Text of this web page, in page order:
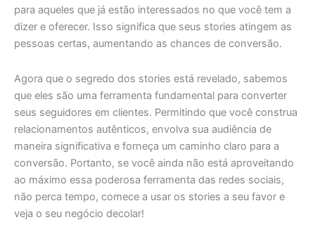
para aqueles que já estão interessados no que você tem a
dizer e oferecer. Isso significa que seus stories atingem as
pessoas certas, aumentando as chances de conversão.
Agora que o segredo dos stories está revelado, sabemos
que eles são uma ferramenta fundamental para converter
seus seguidores em clientes. Permitindo que você construa
relacionamentos autênticos, envolva sua audiência de
maneira significativa e forneça um caminho claro para a
conversão. Portanto, se você ainda não está aproveitando
ao máximo essa poderosa ferramenta das redes sociais,
não perca tempo, comece a usar os stories a seu favor e
veja o seu negócio decolar!